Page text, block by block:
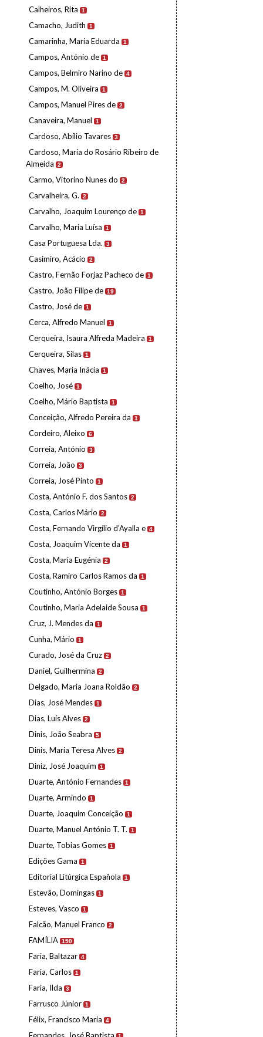
Calheiros, Rita 1
Camacho, Judith 1
Camarinha, Maria Eduarda 1
Campos, António de 1
Campos, Belmiro Narino de 4
Campos, M. Oliveira 1
Campos, Manuel Pires de 2
Canaveira, Manuel 1
Cardoso, Abílio Tavares 3
Cardoso, Maria do Rosário Ribeiro de
Almeida
2
Carmo, Vitorino Nunes do 2
Carvalheira, G. 2
Carvalho, Joaquim Lourenço de 1
Carvalho, Maria Luísa 1
Casa Portuguesa Lda. 3
Casimiro, Acácio 2
Castro, Fernão Forjaz Pacheco de 1
Castro, João Filipe de 19
Castro, José de 1
Cerca, Alfredo Manuel 1
Cerqueira, Isaura Alfreda Madeira 1
Cerqueira, Silas 1
Chaves, Maria Inácia 1
Coelho, José 1
Coelho, Mário Baptista 1
Conceição, Alfredo Pereira da 1
Cordeiro, Aleixo 6
Correia, António 3
Correia, João 3
Correia, José Pinto 1
Costa, António F. dos Santos 2
Costa, Carlos Mário 2
Costa, Fernando Virgílio d'Ayalla e 4
Costa, Joaquim Vicente da 1
Costa, Maria Eugénia 2
Costa, Ramiro Carlos Ramos da 1
Coutinho, António Borges 1
Coutinho, Maria Adelaide Sousa 1
Cruz, J. Mendes da 1
Cunha, Mário 1
Curado, José da Cruz 2
Daniel, Guilhermina 2
Delgado, Maria Joana Roldão 2
Dias, José Mendes 1
Dias, Luís Alves 2
Dinis, João Seabra 5
Dinis, Maria Teresa Alves 2
Diniz, José Joaquim 1
Duarte, António Fernandes 1
Duarte, Armindo 1
Duarte, Joaquim Conceição 1
Duarte, Manuel António T. T. 1
Duarte, Tobias Gomes 1
Edições Gama 1
Editorial Litúrgica Española 1
Estevão, Domingas 1
Esteves, Vasco 1
Falcão, Manuel Franco 2
FAMÍLIA 150
Faria, Baltazar 4
Faria, Carlos 1
Faria, Ilda 3
Farrusco Júnior 1
Félix, Francisco Maria 4